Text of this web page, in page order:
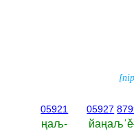
[
05927
05921
ңаљ-‎